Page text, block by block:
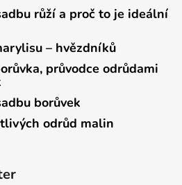
růží a proč to je ideální
– hvězdníků
průvodce odrůdami
borůvek
odrůd malin